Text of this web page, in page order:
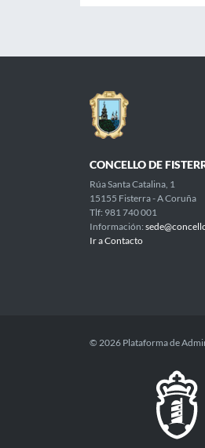
CONCELLO DE
Rúa Santa Catalina, 1
15155 Fisterra - A Coruña
Tlf: 981 740 001
Información:
Ir a Contacto
© 2026 Plataforma de